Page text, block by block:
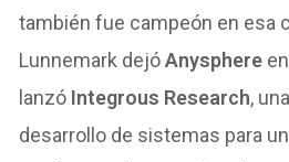
también fue campeón en esa
Lunnemark dejóAnysphere
lanzó Integrous Research,
desarrollo de sistemas para